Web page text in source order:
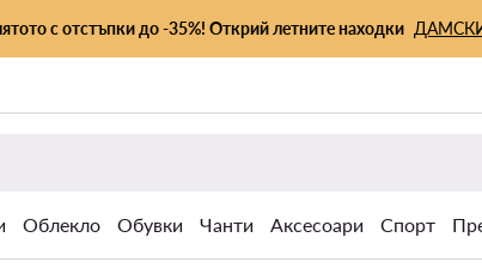
с отстъпки до -35%! Открий летните находки
Облекло Обувки Чанти Аксесоари Спорт